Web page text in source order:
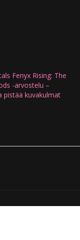
Fenyx Rising: The
-arvostelu –
pistää kuvakulmat